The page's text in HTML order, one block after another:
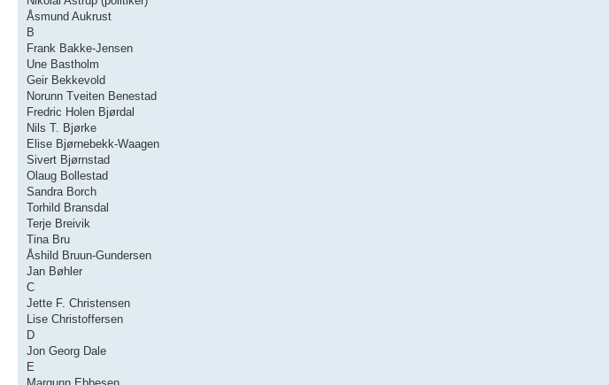
Åsmund Aukrust
B
Frank Bakke-Jensen
Une Bastholm
Geir Bekkevold
Norunn Tveiten Benestad
Fredric Holen Bjørdal
Nils T. Bjørke
Elise Bjørnebekk-Waagen
Sivert Bjørnstad
Olaug Bollestad
Sandra Borch
Torhild Bransdal
Terje Breivik
Tina Bru
Åshild Bruun-Gundersen
Jan Bøhler
C
Jette F. Christensen
Lise Christoffersen
D
Jon Georg Dale
E